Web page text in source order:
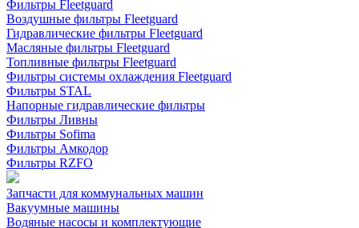
Фильтры Fleetguard
Воздушные фильтры Fleetguard
Гидравлические фильтры Fleetguard
Масляные фильтры Fleetguard
Топливные фильтры Fleetguard
Фильтры системы охлаждения Fleetguard
Фильтры STAL
Напорные гидравлические фильтры
Фильтры Ливны
Фильтры Sofima
Фильтры Амкодор
Фильтры RZFO
Запчасти для коммунальных машин
Вакуумные машины
Водяные насосы и комплектующие